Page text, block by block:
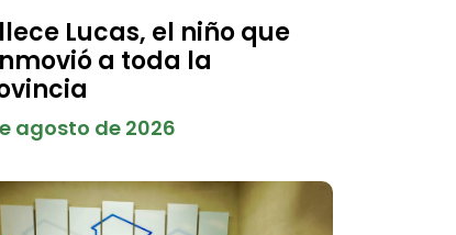
Lucas, el niño que
a toda la
agosto de 2026